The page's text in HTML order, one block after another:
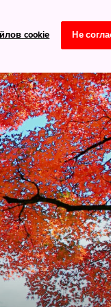
Новости
cookie Не